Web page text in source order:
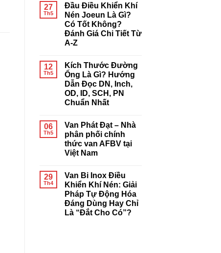
bình
luận
ở
Đầu
Điều
Khiển
Điện
Loại
Van
–
Giải
Pháp
Tự
Động
Hóa
27
Th5
Đầu Điều Khiển Khí
Nén Joeun Là Gì?
Có Tốt Không?
Đánh Giá Chi Tiết Từ
A-Z
bình
luận
ở
Đầu
Điều
Khiển
Khí
Là
Gì?
Có
Tốt
Không?
Đánh
Tiết
Từ
A-
Z
12
Th5
Kích Thước Đường
Ống Là Gì? Hướng
Dẫn Đọc DN, Inch,
OD, ID, SCH, PN
Chuẩn Nhất
bình
luận
ở
Kích
Thước
Đường
Gì?
Hướng
Dẫn
Đọc
DN,
Inch,
OD,
06
Th5
Van Phát Đạt – Nhà
phân phối chính
thức van AFBV tại
Việt Nam
bình
luận
ở
Van
Phát
Đạt
–
29
Th4
Van Bi Inox Điều
Khiển Khí Nén: Giải
Pháp Tự Động Hóa
Đáng Dùng Hay Chỉ
Là “Đắt Cho Có”?